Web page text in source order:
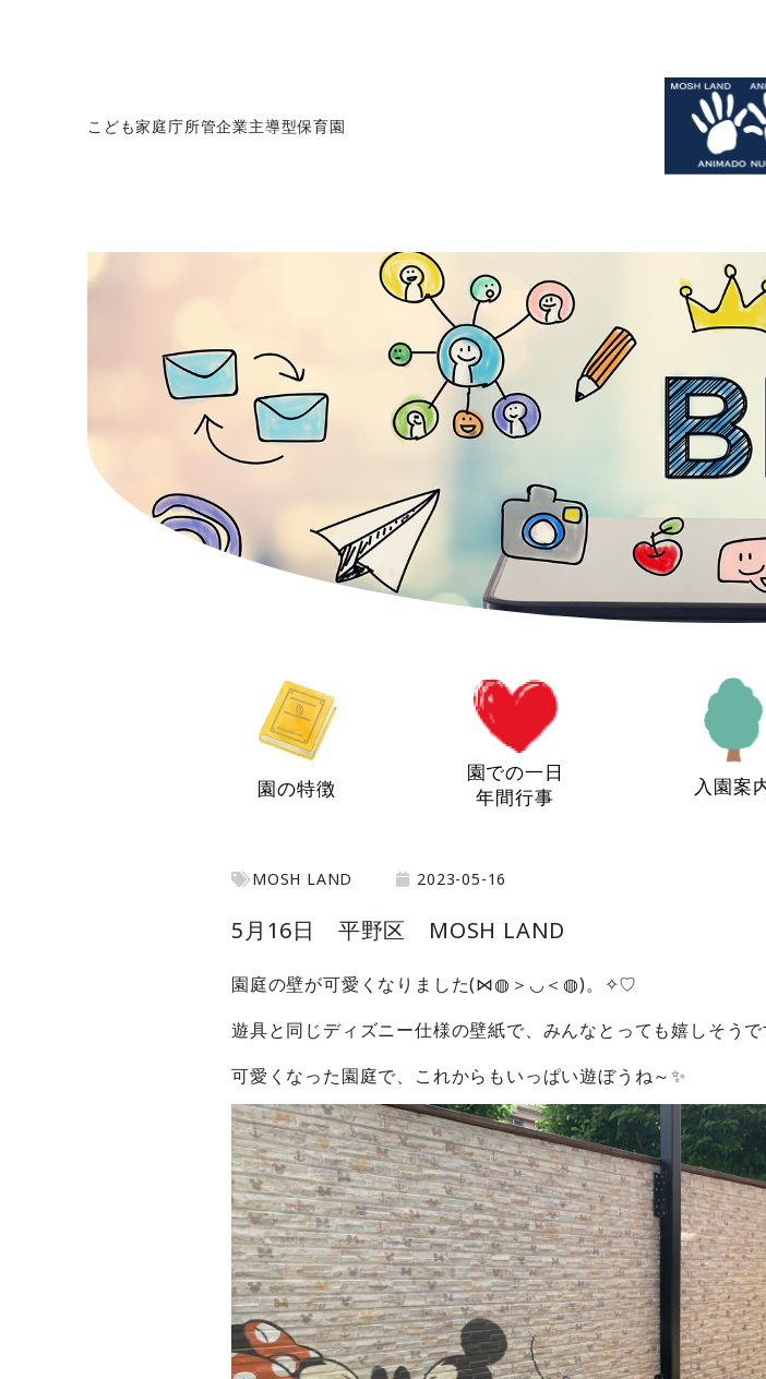
こども家庭庁所管企業主導型保育園
園の特徴
園での一日
年間行事
入園案
MOSH LAND 2023-05-16
5月16日 平野区 MOSH LAND
園庭の壁が可愛くなりました(⋈◍＞◡＜◍)。✧♡
遊具と同じディズニー仕様の壁紙で、みんなとっても嬉しそう
可愛くなった園庭で、これからもいっぱい遊ぼうね～✨